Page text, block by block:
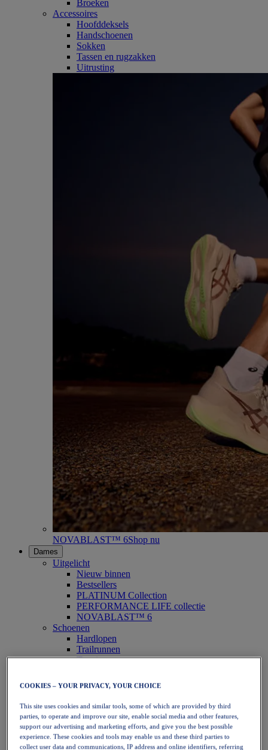
Broeken
Accessoires
Hoofddeksels
Handschoenen
Sokken
Tassen en rugzakken
Uitrusting
NOVABLAST™ 6Shop nu
Dames
Uitgelicht
Nieuw binnen
Bestsellers
PLATINUM Collection
PERFORMANCE LIFE collectie
NOVABLAST™ 6
Schoenen
Hardlopen
Trailrunnen
Tennis
Handbal
Netbal
SportStyle
Bovenkleding
Sport-bh's
Tanktops
COOKIES – YOUR PRIVACY, YOUR CHOICE
This site uses cookies and similar tools, some of which are provided by third
parties, to operate and improve our site, enable social media and other features,
support our advertising and marketing efforts, and give you the best possible
experience. These cookies and tools may enable us and these third parties to
collect user data and communications, IP address and online identifiers, referring